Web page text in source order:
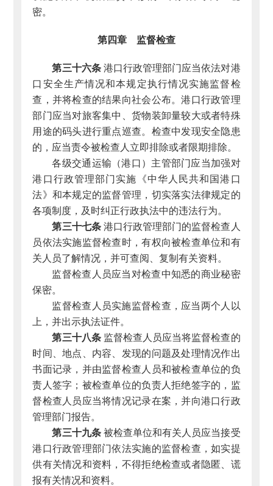
密。
第四章 监督检查
第三十六条港口行政管理部门应当依法对港
口安全生产情况和本规定执行情况实施监督检
查，并将检查的结果向社会公布。港口行政管理
部门应当对旅客集中、货物装卸量较大或者特殊
用途的码头进行重点巡查。检查中发现安全隐患
的，应当责令被检查人立即排除或者限期排除。
各级交通运输（港口）主管部门应当加强对
港口行政管理部门实施《中华人民共和国港口
法》和本规定的监督管理，切实落实法律规定的
各项制度，及时纠正行政执法中的违法行为。
第三十七条港口行政管理部门的监督检查人
员依法实施监督检查时，有权向被检查单位和有
关人员了解情况，并可查阅、复制有关资料。
监督检查人员应当对检查中知悉的商业秘密
保密。
监督检查人员实施监督检查，应当两个人以
上，并出示执法证件。
第三十八条监督检查人员应当将监督检查的
时间、地点、内容、发现的问题及处理情况作出
书面记录，并由监督检查人员和被检查单位的负
责人签字；被检查单位的负责人拒绝签字的，监
督检查人员应当将情况记录在案，并向港口行政
管理部门报告。
第三十九条被检查单位和有关人员应当接受
港口行政管理部门依法实施的监督检查，如实提
供有关情况和资料，不得拒绝检查或者隐匿、谎
报有关情况和资料。